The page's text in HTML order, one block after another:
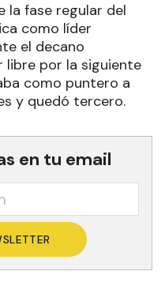
la fase regular del
como líder
el decano
libre por la siguiente
como puntero a
y quedó tercero.
en tu email